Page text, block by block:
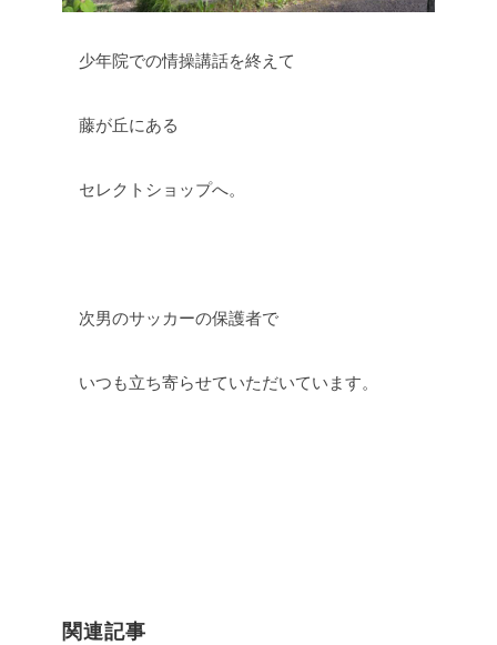
少年院での情操講話を終えて
藤が丘にある
セレクトショップへ。
次男のサッカーの保護者で
いつも立ち寄らせていただいています。
関連記事